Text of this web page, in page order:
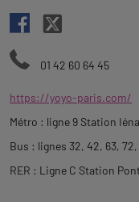
01 42 60 64 45
https://yoyo-paris.com/
Métro : ligne 9 Station
Bus : lignes 32, 42, 63,
RER : Ligne C Station